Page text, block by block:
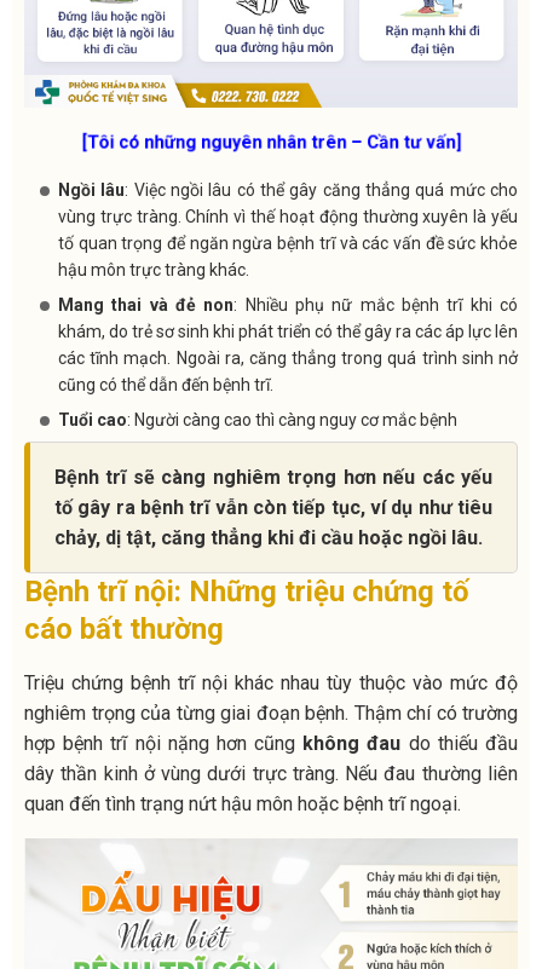
[Tôi có những nguyên nhân trên – Cần tư vấn]
Ngồi lâu: Việc ngồi lâu có thể gây căng thẳng quá mức cho
vùng trực tràng. Chính vì thế hoạt động thường xuyên là yếu
tố quan trọng để ngăn ngừa bệnh trĩ và các vấn đề sức khỏe
hậu môn trực tràng khác.
Mang thai và đẻ non:
Nhiều phụ nữ mắc bệnh trĩ khi có
khám, do trẻ sơ sinh khi phát triển có thể gây ra các áp lực lên
các tĩnh mạch.
Ngoài ra, căng thẳng trong quá trình sinh nở
cũng có thể dẫn đến bệnh trĩ.
Tuổi cao: Người càng cao thì càng nguy cơ mắc bệnh
Bệnh trĩ sẽ càng nghiêm trọng hơn nếu các yếu
tố gây ra bệnh trĩ vẫn còn tiếp tục, ví dụ như tiêu
chảy, dị tật, căng thẳng khi đi cầu hoặc ngồi lâu.
Bệnh trĩ nội: Những triệu chứng tố
cáo bất thường
Triệu chứng bệnh trĩ nội khác nhau tùy thuộc vào mức độ
nghiêm trọng của từng giai đoạn bệnh. Thậm chí có trường
hợp bệnh trĩ nội nặng hơn cũng không đau do thiếu đầu
dây thần kinh ở vùng dưới trực tràng. Nếu đau thường liên
quan đến tình trạng nứt hậu môn hoặc bệnh trĩ ngoại.